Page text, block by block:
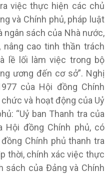
việc thực hiện các chủ
và Chính phủ, pháp luật
ngân sách của Nhà nước,
cao tinh thần trách
lề lối làm việc trong bộ
ương đến cơ sở”. Nghị
của Hội đồng Chính
và hoạt động của Uỷ
“Uỷ ban Thanh tra của
Hội đồng Chính phủ, có
Chính phủ thanh tra
thời, chính xác việc thực
sách của Đảng và Chính